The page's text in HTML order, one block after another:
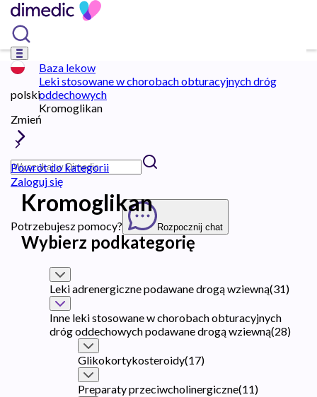
polski
Zmień
Zaloguj się
Potrzebujesz pomocy? Rozpocznij chat
Baza lekow
Leki stosowane w chorobach obturacyjnych dróg
oddechowych
Kromoglikan
Powrót do kategorii
Kromoglikan
Wybierz podkategorię
Leki adrenergiczne podawane drogą wziewną(31)
Inne leki stosowane w chorobach obturacyjnych
dróg oddechowych podawane drogą wziewną(28)
Glikokortykosteroidy(17)
Preparaty przeciwcholinergiczne(11)